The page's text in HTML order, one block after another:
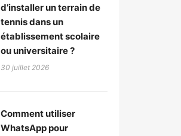
d’installer un terrain de
tennis dans un
établissement scolaire
ou universitaire ?
30 juillet 2026
Comment utiliser
WhatsApp pour